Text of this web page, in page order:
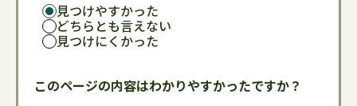
見つけやすかった
どちらとも言えない
見つけにくかった
このページの内容はわかりやすかったですか？